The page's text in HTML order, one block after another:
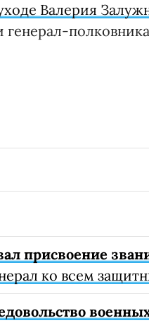
Валерия
присвоение
ко всем